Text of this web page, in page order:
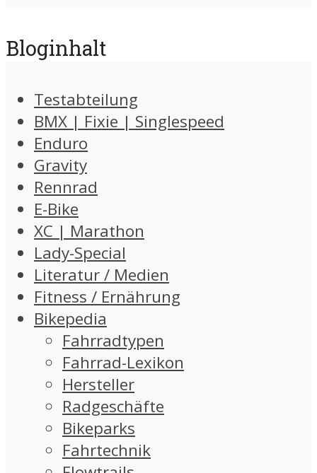
Bloginhalt
Testabteilung
BMX | Fixie | Singlespeed
Enduro
Gravity
Rennrad
E-Bike
XC | Marathon
Lady-Special
Literatur / Medien
Fitness / Ernährung
Bikepedia
Fahrradtypen
Fahrrad-Lexikon
Hersteller
Radgeschäfte
Bikeparks
Fahrtechnik